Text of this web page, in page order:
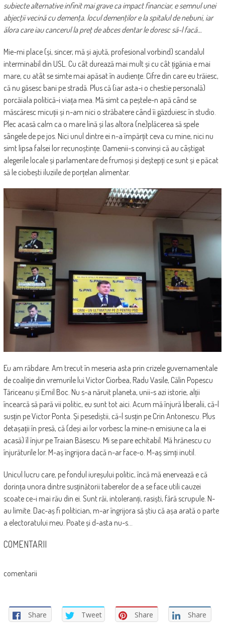
subiecte alternative infinit mai grave ca impact financiar, e semnul unei
abjecţii vecină cu demenţa. locul demenţilor e la spitalul de nebuni, iar
ălora care iau cancerul la preţ de abces dentar le doresc să-l facă…
Mie-mi place (și, sincer, mă și ajută, profesional vorbind) scandalul
interminabil din USL. Cu cât durează mai mult și cu cât țigănia e mai
mare, cu atât se simte mai apăsat în audiențe. Cifre din care eu trăiesc,
că nu găsesc bani pe stradă. Plus că (iar asta-i o chestie personală)
porcăiala politică-i viața mea. Mă simt ca peștele-n apă când se
măscăresc micuții și n-am nici o străbatere când îi găzduiesc în studio.
Plec acasă calm ca o mare lină și las altora (ne)plăcerea să spele
sângele de pe jos. Nici unul dintre ei n-a împărțit ceva cu mine, nici nu
simt lipsa falsei lor recunoștințe. Oamenii-s convinși că au câștigat
alegerile locale și parlamentare de frumoși și deștepți ce sunt și e păcat
să le ciobești iluziile de porțelan alimentar.
Eu am răbdare. Am trecut în meseria asta prin crizele guvernamentale
de coaliție din vremurile lui Victor Ciorbea, Radu Vasile, Călin Popescu
Tăriceanu și Emil Boc. Nu s-a năruit planeta, unii-s azi istorie, alții
încearcă să pară vii politic, eu sunt tot aici. Acum mă înjură liberalii, că-l
susțin pe Victor Ponta. Și pesediștii, că-l susțin pe Crin Antonescu. Plus
detașații în presă, că (deși ai lor vorbesc la mine-n emisiune ca la ei
acasă) îl înjur pe Traian Băsescu. Mi se pare echitabil. Mă hrănescu cu
înjurăturile lor. M-aș îngrijora dacă n-ar face-o. M-aș simți inutil.
Unicul lucru care, pe fondul iureșului politic, încă mă enervează e că
dorința unora dintre susținătorii taberelor de a se face utili cauzei
scoate ce-i mai rău din ei. Sunt răi, intoleranți, rasiști, fără scrupule. N-
au limite. Dac-aș fi politician, m-ar îngrijora să știu că așa arată o parte
a electoratului meu. Poate și d-asta nu-s…
COMENTARII
comentarii
Share Tweet Share Share